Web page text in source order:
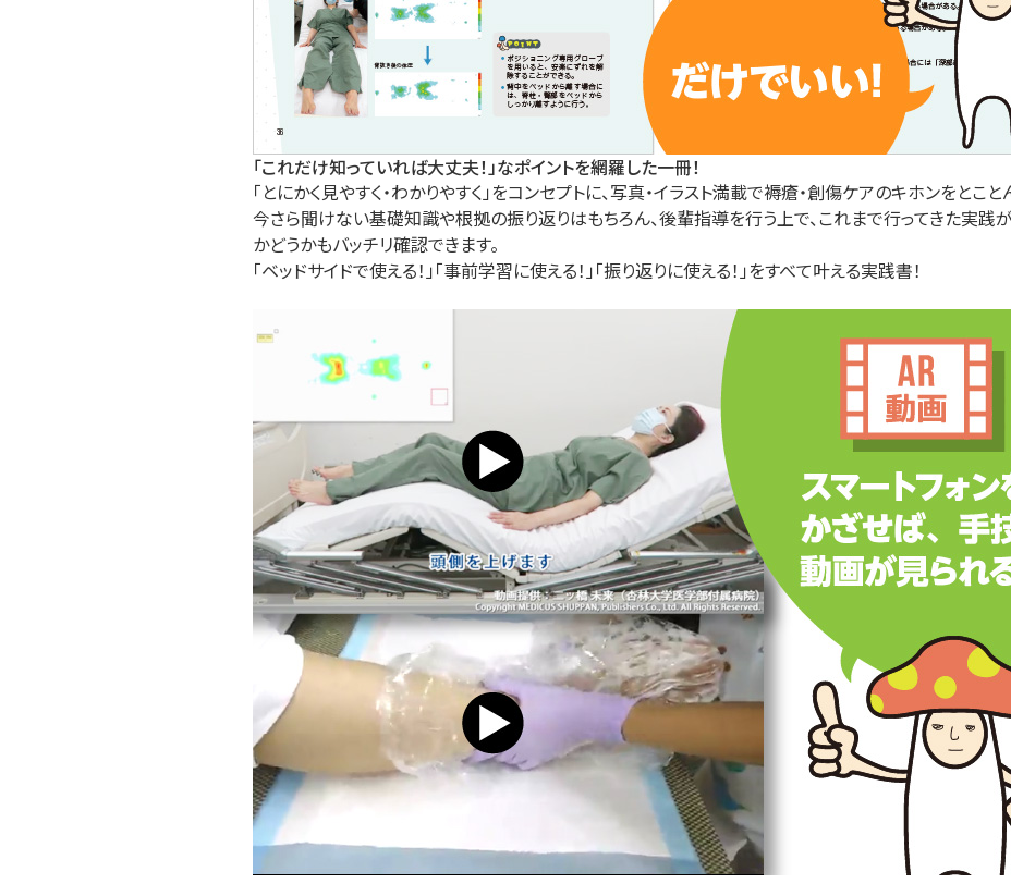
「これだけ知っていれば大丈夫！」なポイントを網羅した一冊！
「とにかく見やすく・わかりやすく」をコンセプトに、写真・イラスト満載で褥瘡・創傷ケアのキホンをとこと
今さら聞けない基礎知識や根拠の振り返りはもちろん、後輩指導を行う上で、これまで行ってきた実践
かどうかもバッチリ確認できます。
「ベッドサイドで使える！」「事前学習に使える！」「振り返りに使える！」をすべて叶える実践書！